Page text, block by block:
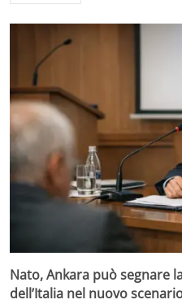
Nato, Ankara può segnare
dell’Italia nel nuovo